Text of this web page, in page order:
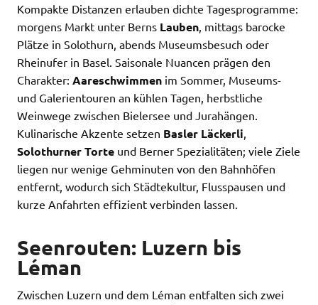
Kompakte Distanzen erlauben dichte Tagesprogramme:
morgens Markt unter Berns Lauben , mittags barocke
Plätze in Solothurn, abends Museumsbesuch oder
Rheinufer in Basel. Saisonale Nuancen prägen den
Charakter: Aareschwimmen im Sommer, Museums-
und Galerientouren an kühlen Tagen, herbstliche
Weinwege zwischen Bielersee und Jurahängen.
Kulinarische Akzente setzen Basler Läckerli
Solothurner Torte und Berner Spezialitäten; viele Ziele
liegen nur wenige Gehminuten von den Bahnhöfen
entfernt, wodurch sich Städtekultur, Flusspausen und
kurze Anfahrten effizient verbinden lassen.
Seenrouten: Luzern bis
Léman
Zwischen Luzern und dem Léman entfalten sich zwei